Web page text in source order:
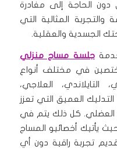
دون الحاجة إلى مغادرة
والتجربة المثالية التي
الجسدية والعقلية.
جلسة مساج منزلي
في مختلف أنواع
التايلاندي، العلاجي،
التدليك العميق التي تعزز
العضلي. كل ذلك يتم في
يأتيك أخصائيو المساج
تجربة راقية دون أي